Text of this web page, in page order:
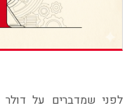
לפני שמדברים על